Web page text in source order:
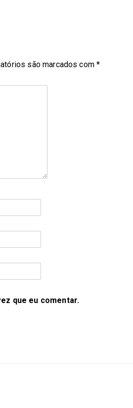
são marcados com*
que eu comentar.